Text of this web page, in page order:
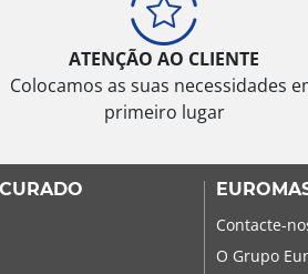
ATENÇÃO AO CLIENTE
Colocamos as suas necessidades
primeiro lugar
Contacte-
O Grupo